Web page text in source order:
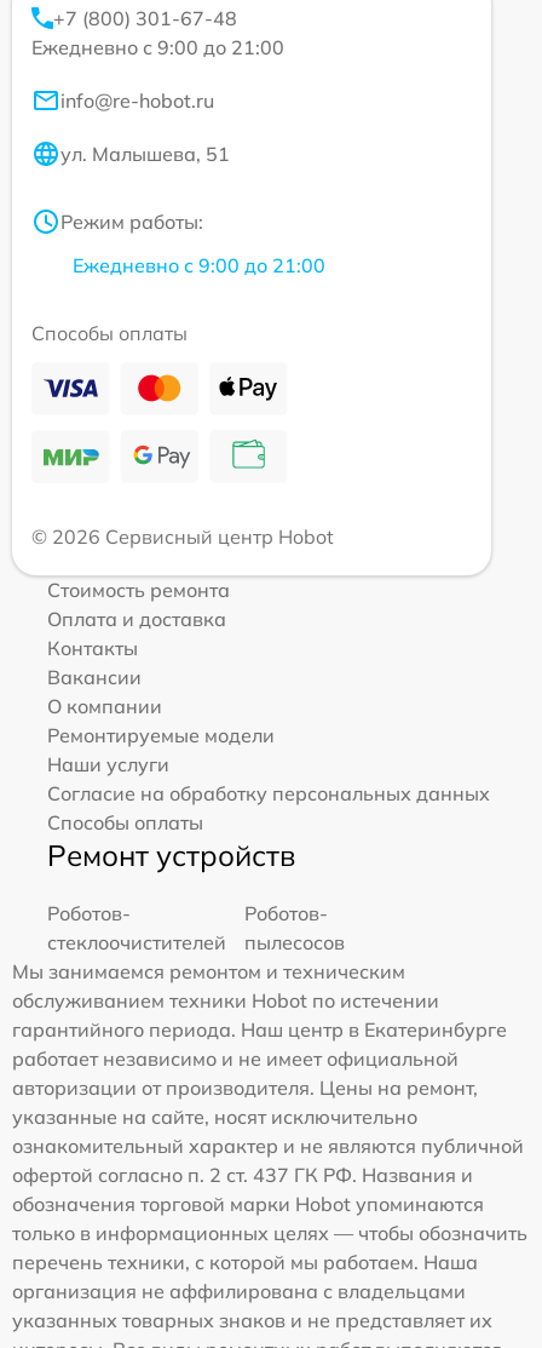
+7 (800) 301-67-48
Ежедневно с 9:00 до 21:00
info@re-hobot.ru
ул. Малышева, 51
Режим работы:
Ежедневно с 9:00 до 21:00
Способы оплаты
© 2026 Сервисный центр Hobot
Стоимость ремонта
Оплата и доставка
Контакты
Вакансии
О компании
Ремонтируемые модели
Наши услуги
Согласие на обработку персональных данных
Способы оплаты
Ремонт устройств
Роботов-
стеклоочистителей
Роботов-
пылесосов
Мы занимаемся ремонтом и техническим
обслуживанием техники Hobot по истечении
гарантийного периода. Наш центр в Екатеринбурге
работает независимо и не имеет официальной
авторизации от производителя. Цены на ремонт,
указанные на сайте, носят исключительно
ознакомительный характер и не являются публичной
офертой согласно п. 2 ст. 437 ГК РФ. Названия и
обозначения торговой марки Hobot упоминаются
только в информационных целях — чтобы обозначить
перечень техники, с которой мы работаем. Наша
организация не аффилирована с владельцами
указанных товарных знаков и не представляет их